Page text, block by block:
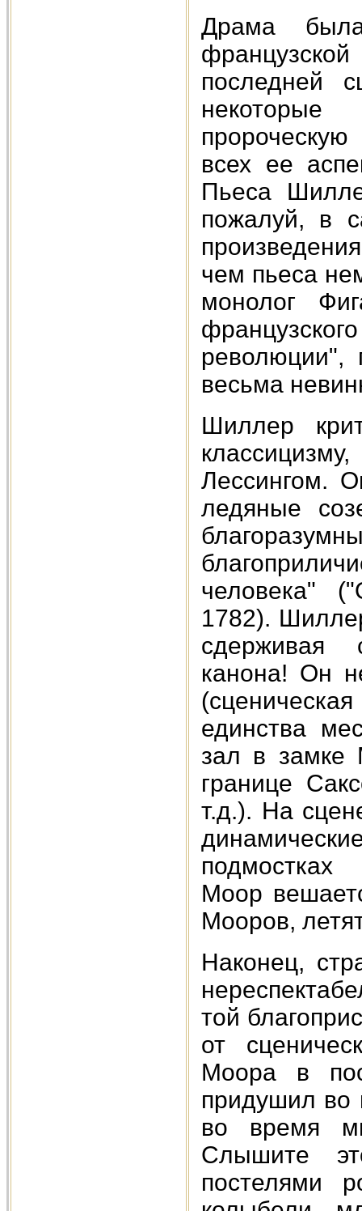
Драма
последней
всех ее
Пьеса
пожалуй, в
чем пьеса
монолог
революции",
весьма
Шиллер
Лессингом.
ледяные
человека"
1782).
сдерживая
канона! Он
единства
зал в замке
границе
т.д.). На
подмостках
Моор
Мооров,
Наконец,
той
от
Моора в
придушил во
во время
Слышите
постелями